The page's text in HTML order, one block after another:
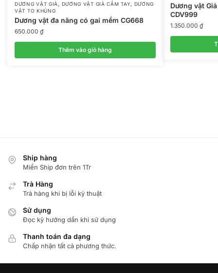
DƯƠNG VẬT GIẢ DƯƠNG VẬT GIẢ CẦM TAY
DƯƠNG
VẬT TO KHỦNG
Dương vật đa năng có gai mềm CG668
650.000 ₫
Thêm vào giỏ hàng
Dương vật
CDV999
1.350.000 ₫
Ship hàng
Miển Ship đơn trên 1Tr
Trà Hàng
Trả hàng khi bị lỗi kỷ thuật
Sử dụng
Đọc kỹ hướng dẩn khi sử dụng
Thanh toán đa dạng
Chấp nhận tất cả phương thức.